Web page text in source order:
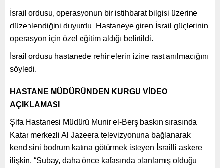
İsrail ordusu, operasyonun bir istihbarat bilgisi üzerine
düzenlendiğini duyurdu. Hastaneye giren İsrail güçlerinin
operasyon için özel eğitim aldığı belirtildi.
İsrail ordusu hastanede rehinelerin izine rastlanılmadığını
söyledi.
HASTANE MÜDÜRÜNDEN KURGU VİDEO
AÇIKLAMASI
Şifa Hastanesi Müdürü Munir el-Berş baskın sırasında
Katar merkezli Al Jazeera televizyonuna bağlanarak
kendisini bodrum katına götürmek isteyen İsrailli askere
ilişkin, “Subay, daha önce kafasında planlamış olduğu